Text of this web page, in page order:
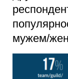
мужем/